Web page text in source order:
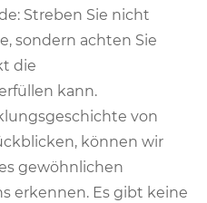
Streben Sie nicht
sondern achten Sie
die
kann.
von
können wir
gewöhnlichen
erkennen. Es gibt keine